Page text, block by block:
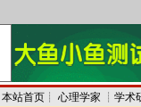
本站首页┊ 心理学家 ┊ 学术